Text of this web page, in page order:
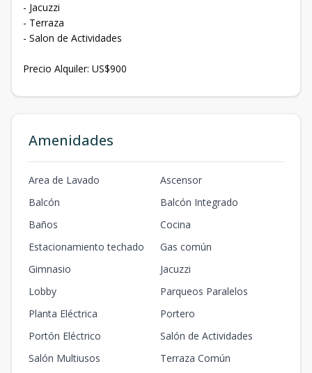
- Jacuzzi
- Terraza
- Salon de Actividades
Precio Alquiler: US$900
Amenidades
Area de Lavado
Ascensor
Balcón
Balcón Integrado
Baños
Cocina
Estacionamiento techado
Gas común
Gimnasio
Jacuzzi
Lobby
Parqueos Paralelos
Planta Eléctrica
Portero
Portón Eléctrico
Salón de Actividades
Salón Multiusos
Terraza Común